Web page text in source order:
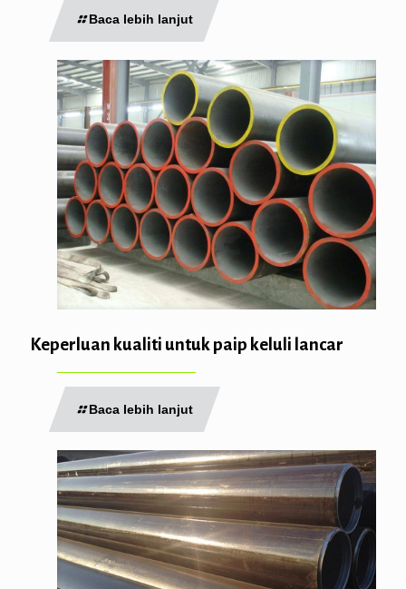
Baca lebih lanjut
Keperluan kualiti untuk paip keluli lancar
Baca lebih lanjut